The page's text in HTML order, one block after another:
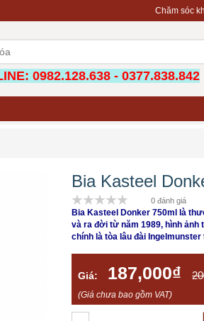
Chăm sóc
0982.128.638 - 0377.838.842
Bia Kasteel
0 đánh giá
Bia Kasteel Donker 750ml là
và ra đời từ năm 1989, hình ảnh
chính là tòa lâu đài
Giá: 187,000₫
(Giá chưa bao gồm VAT)